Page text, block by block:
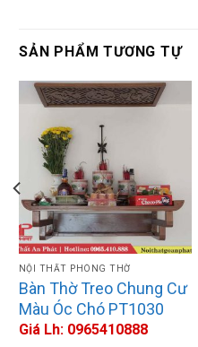
SẢN PHẨM TƯƠNG TỰ
NỘI THẤT PHÒNG THỜ
Bàn Thờ Treo Chung Cư
Màu Óc Chó PT1030
Giá Lh: 0965410888